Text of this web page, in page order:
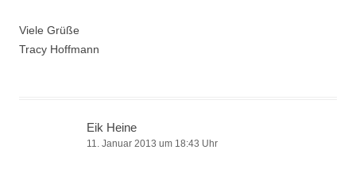
Viele Grüße
Tracy Hoffmann
Eik Heine
11. Januar 2013 um 18:43 Uhr